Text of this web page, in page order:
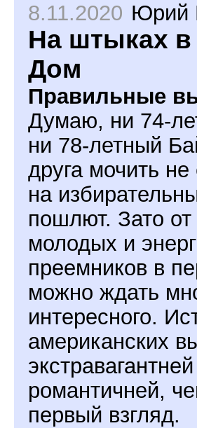
8.11.2020 Юрий
На штыках
Дом
Правильные
Думаю, ни 74-
ни 78-летный
друга мочить не
на
пошлют. Зато
молодых и
преемников в
можно ждать
интересного.
американских
романтичней,
первый взгляд.